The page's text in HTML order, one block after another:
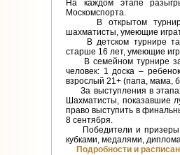
На каждом этапе
Москомспорта.
В открытом турнире
шахматисты, умеющие
В детском турнире
старше 16 лет, умеющие
В семейном турнире за
человек: 1 доска –
взрослый 21+ (папа, мама,
За выступления в
Шахматисты, показавшие
право выступить в
8 сентября.
Победители и призеры
кубками, медалями,
Подробности и